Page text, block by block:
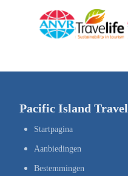
Pacific Island Travel
Startpagina
Aanbiedingen
Bestemmingen